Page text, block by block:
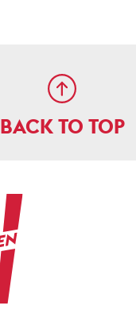
BACK TO TOP